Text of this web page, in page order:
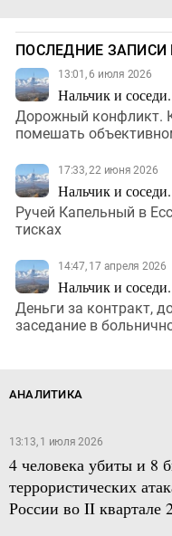
ПОСЛЕДНИЕ ЗАПИСИ
13:01, 6 июля 2026
Нальчик и
Дорожный конфликт.
помешать
17:33, 22 июня 2026
Нальчик и
Ручей Капельный в
тисках
14:47, 17 апреля 2026
Нальчик и
Деньги за контракт,
заседание в
АНАЛИТИКА
13:13, 1 июля 2026
4 человека убиты и 8
террористических
России во II квартале